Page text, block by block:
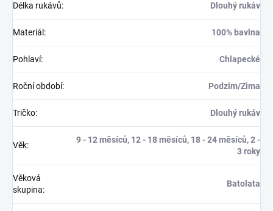
Délka rukávů: Dlouhý rukáv
Materiál : 100% bavlna
Pohlaví: Chlapecké
Roční období: Podzim/Zima
Tričko: Dlouhý rukáv
Věk:
9 - 12 měsíců, 12 - 18 měsíců, 18 - 24 měsíců, 2 -
3 roky
Věková
skupina:
Batolata